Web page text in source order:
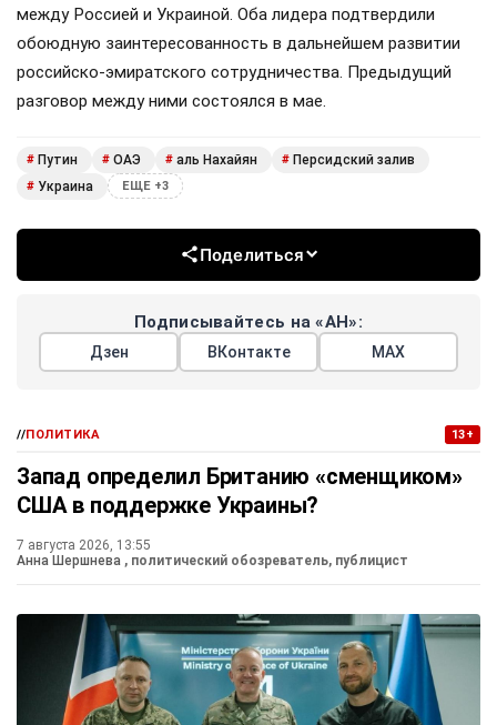
между Россией и Украиной. Оба лидера подтвердили
обоюдную заинтересованность в дальнейшем развитии
российско-эмиратского сотрудничества. Предыдущий
разговор между ними состоялся в мае.
# Путин # ОАЭ # аль Нахайян # Персидский залив
# Украина ЕЩЕ +3
Поделиться
Подписывайтесь на «АН»:
Дзен ВКонтакте МАХ
//ПОЛИТИКА 13+
Запад определил Британию «сменщиком»
США в поддержке Украины?
7 августа 2026, 13:55
Анна Шершнева , политический обозреватель, публицист